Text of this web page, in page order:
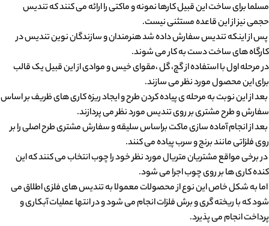
مسلما برای ساخت این قبیل کارها نمونه و ماکتی را ارائه می کنند که تندیس
حجمی نیز از این قاعده مستثنی نیست.
پس از اینکه تندیس سفارش داده شد هنرمندان و سازندگان نوین تندیس در
کارگاه های ساخت دست به کار می شوند.
در مرحله اول با استفاده از گچ، گل ،مقوای خیس و موادی از این قبیل یک قالب
برای این محصول مورد نظر می سازند.
بعد از این نوبت به مرحله ی پیاده کردن طرح و ایجاد ریزه کاری های ظریف بر اساس
سفارش و طرح مشتری بر روی تندیس مورد نظر می پردازند.
بعد از انجام آماده سازی ماکت براساس سلیقه و سفارش مشتری طرح اصلی را بر
روی فلزاتی مانند برنج و سرب پیاده می کنند.
در برخی مواقع مشتریان متریال مورد نظر خود را چوب انتخاب می کنند که این
کنده کاری ها بر روی چوب اجرا می شود.
اما به شکل خاص این نوع از محصولات معمولا به تندیس های فلزی اطلاق می
شود که با ریخته گری و برش فلزات انجام می شود و در انتها عملیات آبکاری و
پرداخت انجام می پذیرد.